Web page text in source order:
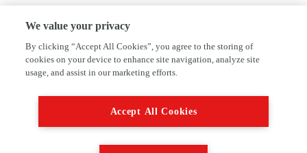
Facebook: Autobedrijf Johan Meure
Instagram: @autobedrijfjohanmeure
Hoewel aan de informatie van deze website de grootst mogelijke
dan ook. Neem altijd even contact met ons op alvorens uw vertrek
naar ons toe, dan kunnen wij zien of de auto beschikbaar is en deze
We value your privacy
By clicking “Accept All Cookies”, you agree to the storing of
cookies on your device to enhance site navigation, analyze site
usage, and assist in our marketing efforts.
Accept All Cookies